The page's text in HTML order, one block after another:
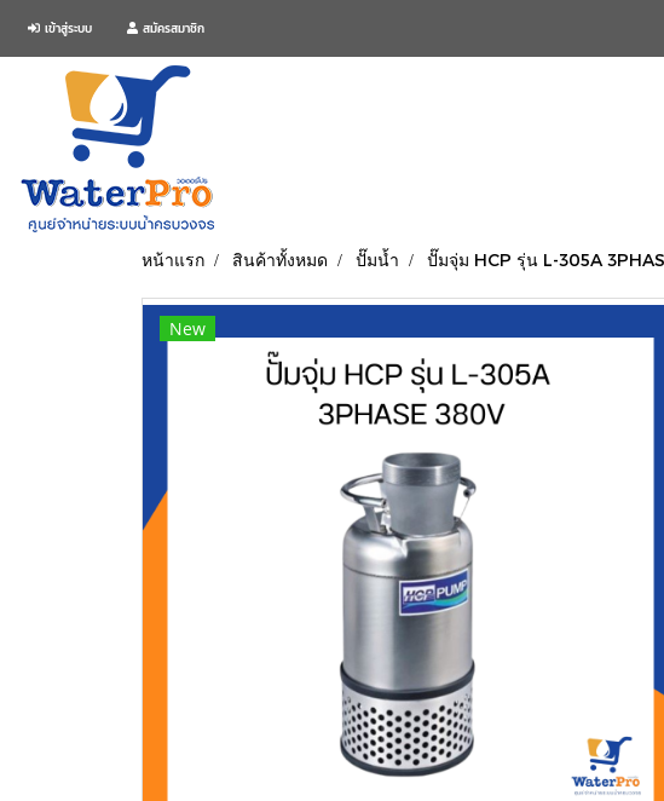
เข้าสู่ระบบ สมัครสมาชิก
หน้าแรก สินค้าทั้งหมด ปั๊มน้ำ ปั๊มจุ่ม HCP รุ่น L-305A
New